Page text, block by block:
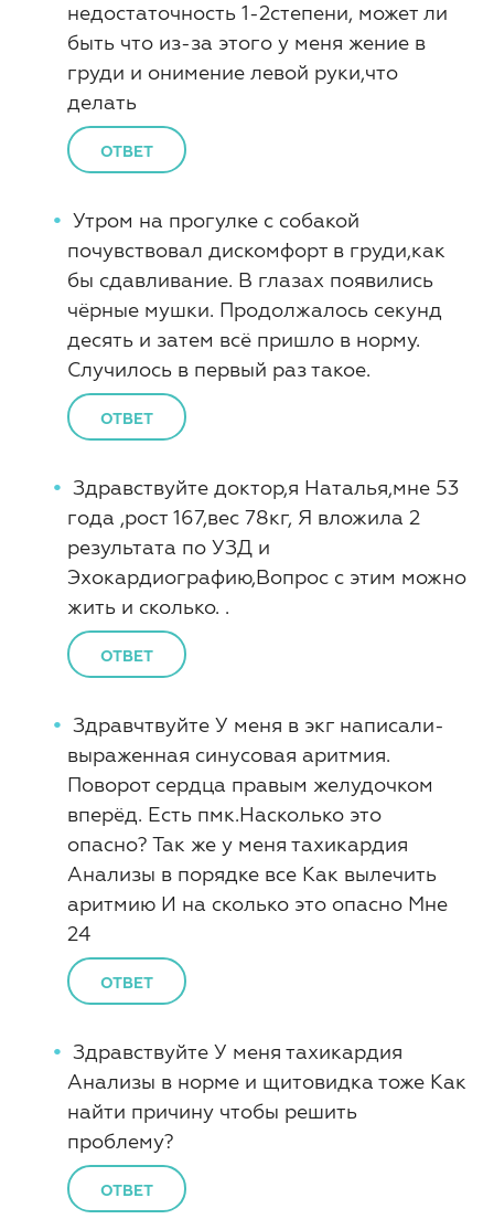
недостаточность 1-2степени, может ли
быть что из-за этого у меня жение в
груди и онимение левой руки,что
делать
ОТВЕТ
Утром на прогулке с собакой
почувствовал дискомфорт в груди,как
бы сдавливание. В глазах появились
чёрные мушки. Продолжалось секунд
десять и затем всё пришло в норму.
Случилось в первый раз такое.
ОТВЕТ
Здравствуйте доктор,я Наталья,мне 53
года ,рост 167,вес 78кг, Я вложила 2
результата по УЗД и
Эхокардиографию,Вопрос с этим можно
жить и сколько. .
ОТВЕТ
Здравчтвуйте У меня в экг написали-
выраженная синусовая аритмия.
Поворот сердца правым желудочком
вперёд. Есть пмк.Насколько это
опасно? Так же у меня тахикардия
Анализы в порядке все Как вылечить
аритмию И на сколько это опасно Мне
24
ОТВЕТ
Здравствуйте У меня тахикардия
Анализы в норме и щитовидка тоже Как
найти причину чтобы решить
проблему?
ОТВЕТ